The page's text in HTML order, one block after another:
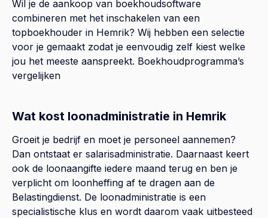
Wil je de aankoop van boekhoudsoftware
combineren met het inschakelen van een
topboekhouder in Hemrik? Wij hebben een selectie
voor je gemaakt zodat je eenvoudig zelf kiest welke
jou het meeste aanspreekt. Boekhoudprogramma’s
vergelijken
Wat kost loonadministratie in Hemrik
Groeit je bedrijf en moet je personeel aannemen?
Dan ontstaat er salarisadministratie. Daarnaast keert
ook de loonaangifte iedere maand terug en ben je
verplicht om loonheffing af te dragen aan de
Belastingdienst. De loonadministratie is een
specialistische klus en wordt daarom vaak uitbesteed